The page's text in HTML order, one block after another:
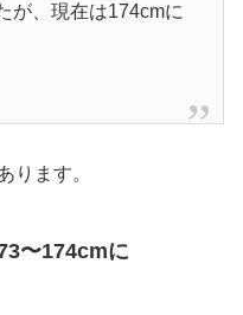
が、現在は174cmに
ります。
〜174cmに